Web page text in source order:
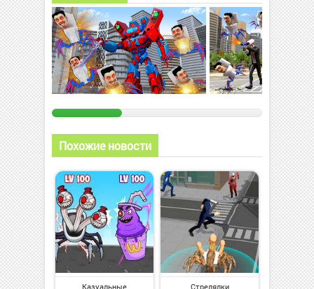
Похожие новости
Казуальные Стрелялки